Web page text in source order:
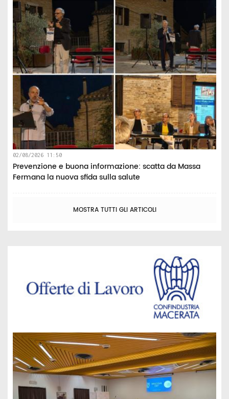
02/08/2026 11:50
Prevenzione e buona informazione: scatta da Massa
Fermana la nuova sfida sulla salute
MOSTRA TUTTI GLI ARTICOLI